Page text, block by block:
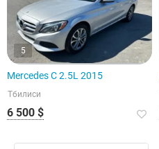
5
Mercedes C 2.5L 2015
Тбилиси
6 500 $